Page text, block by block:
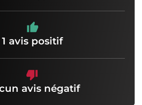
1 avis positif
avis négatif